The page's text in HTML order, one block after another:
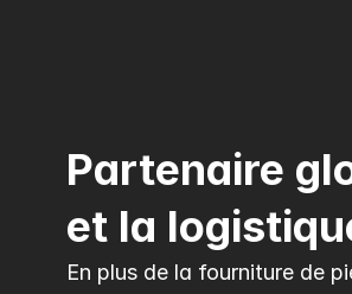
Partenaire
et la
En plus de la fourniture de